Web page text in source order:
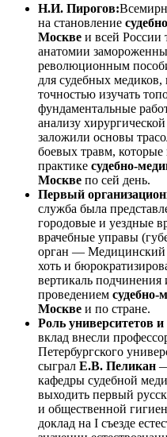
Н.И. Пирогов:
на становление
Москве и всей России
анатомии
революционным
для судебных медиков,
точностью изучать
фундаментальные
анализу
заложили основы
боевых травм, которые
практике судебно-
Москве по сей день.
Первый
служба была
городовые и уездные
врачебные управы
орган — Медицинский
хоть и
вертикаль подчинения
проведением судебно-
Москве и по стране.
Роль университетов
вклад внесли
Петербургского
сыграл Е.В. Пеликан
кафедры судебной
выходить первый
и общественной
доклад на I съезде